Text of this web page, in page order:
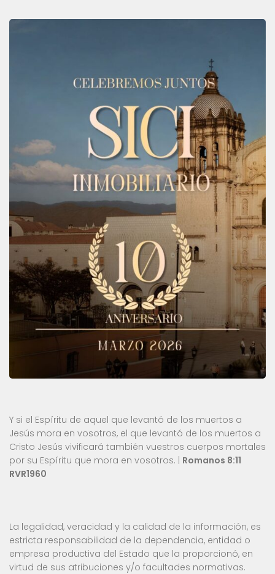
Y si el Espíritu de aquel que levantó de los muertos a
Jesús mora en vosotros, el que levantó de los muertos a
Cristo Jesús vivificará también vuestros cuerpos mortales
por su Espíritu que mora en vosotros. | Romanos 8:11
RVR1960
La legalidad, veracidad y la calidad de la información, es
estricta responsabilidad de la dependencia, entidad o
empresa productiva del Estado que la proporcionó, en
virtud de sus atribuciones y/o facultades normativas.